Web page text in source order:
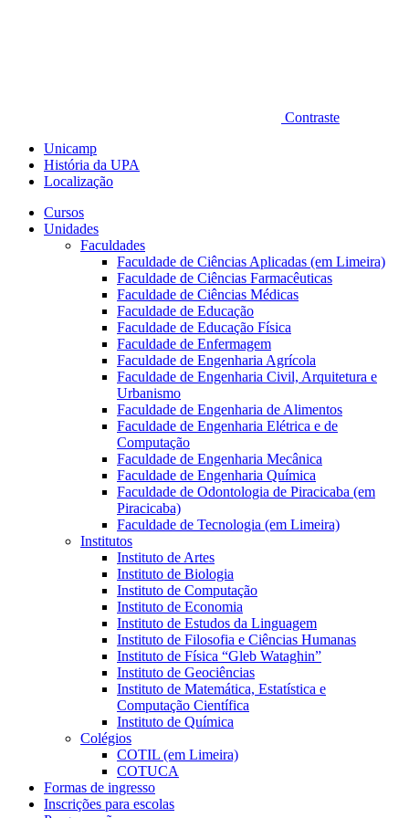
Contraste
Unicamp
História da UPA
Localização
Cursos
Unidades
Faculdades
Faculdade de Ciências Aplicadas (em Limeira)
Faculdade de Ciências Farmacêuticas
Faculdade de Ciências Médicas
Faculdade de Educação
Faculdade de Educação Física
Faculdade de Enfermagem
Faculdade de Engenharia Agrícola
Faculdade de Engenharia Civil, Arquitetura e
Urbanismo
Faculdade de Engenharia de Alimentos
Faculdade de Engenharia Elétrica e de
Computação
Faculdade de Engenharia Mecânica
Faculdade de Engenharia Química
Faculdade de Odontologia de Piracicaba (em
Piracicaba)
Faculdade de Tecnologia (em Limeira)
Institutos
Instituto de Artes
Instituto de Biologia
Instituto de Computação
Instituto de Economia
Instituto de Estudos da Linguagem
Instituto de Filosofia e Ciências Humanas
Instituto de Física “Gleb Wataghin”
Instituto de Geociências
Instituto de Matemática, Estatística e
Computação Científica
Instituto de Química
Colégios
COTIL (em Limeira)
COTUCA
Formas de ingresso
Inscrições para escolas